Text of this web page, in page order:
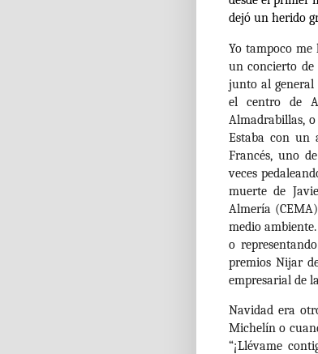
dejó un herido
Yo tampoco me
un concierto de
junto al general
el centro de
Almadrabillas,
Estaba con un
Francés, uno
veces
muerte de
Almería
medio
o
premios Nijar
empresarial de
Navidad era
Michelín o
“¡Llévame